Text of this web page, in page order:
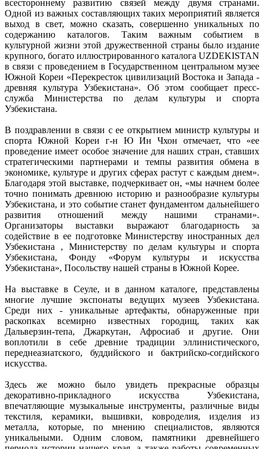
всестороннему развитию связей между двумя странами.
Одной из важных составляющих таких мероприятий является
выход в свет, можно сказать, совершенно уникальных по
содержанию каталогов. Таким важным событием в
культурной жизни этой дружественной страны было издание
крупного, богато иллюстрированного каталога UZDEKISTAN
в связи с проведением в Государственном центральном музее
Южной Кореи «Перекресток цивилизаций Востока и Запада -
древняя культура Узбекистана». Об этом сообщает пресс-
служба Министерства по делам культуры и спорта
Узбекистана.
В поздравлении в связи с ее открытием министр культуры и
спорта Южной Кореи г-н Ю Ин Чхон отмечает, что «ее
проведение имеет особое значение для наших стран, ставших
стратегическими партнерами и темпы развития обмена в
экономике, культуре и других сферах растут с каждым днем».
Благодаря этой выставке, подчеркивает он, «мы начнем более
точно понимать древнюю историю и разнообразие культуры
Узбекистана, и это событие станет фундаментом дальнейшего
развития отношений между нашими странами».
Организаторы выставки выражают благодарность за
содействие в ее подготовке Министерству иностранных дел
Узбекистана , Министерству по делам культуры и спорта
Узбекистана, Фонду «Форум культуры и искусства
Узбекистана», Посольству нашей страны в Южной Корее.
На выставке в Сеуле, и в данном каталоге, представлены
многие лучшие экспонаты ведущих музеев Узбекистана.
Среди них - уникальные артефакты, обнаруженные при
раскопках всемирно известных городищ, таких как
Дальверзин-тепа, Джаркутан, Афросиаб и другие. Они
воплотили в себе древние традиции эллинистического,
переднеазиатского, буддийского и бактрийско-согдийского
искусства.
Здесь же можно было увидеть прекрасные образцы
декоративно-прикладного искусства Узбекистана,
впечатляющие музыкальные инструменты, различные виды
текстиля, керамики, вышивки, ковроделия, изделия из
металла, которые, по мнению специалистов, являются
уникальными. Одним словом, памятники древнейшего